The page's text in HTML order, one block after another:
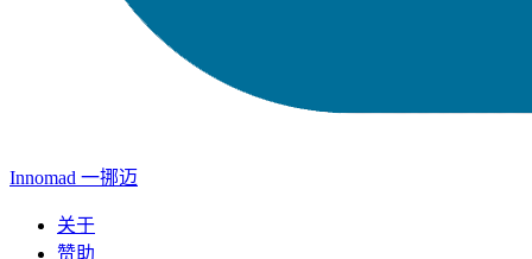
Innomad 一挪迈
关于
赞助